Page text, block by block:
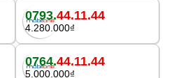
0793.44.11.44
4.280.000₫
0764.44.11.44
5.000.000₫